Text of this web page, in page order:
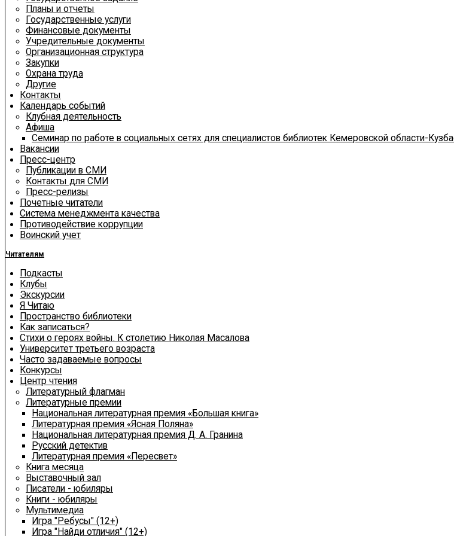
Планы и отчеты
Государственные услуги
Финансовые документы
Учредительные документы
Организационная структура
Закупки
Охрана труда
Другие
Контакты
Календарь событий
Клубная деятельность
Афиша
Семинар по работе в социальных сетях для специалистов библиотек Кемеровской области-
Вакансии
Пресс-центр
Публикации в СМИ
Контакты для СМИ
Пресс-релизы
Почетные читатели
Система менеджмента качества
Противодействие коррупции
Воинский учет
Читателям
Подкасты
Клубы
Экскурсии
Я Читаю
Пространство библиотеки
Как записаться?
Стихи о героях войны. К столетию Николая Масалова
Университет третьего возраста
Часто задаваемые вопросы
Конкурсы
Центр чтения
Литературный флагман
Литературные премии
Национальная литературная премия «Большая книга»
Литературная премия «Ясная Поляна»
Национальная литературная премия Д. А. Гранина
Русский детектив
Литературная премия «Пересвет»
Книга месяца
Выставочный зал
Писатели - юбиляры
Книги - юбиляры
Мультимедиа
Игра "Ребусы" (12+)
Игра "Найди отличия" (12+)